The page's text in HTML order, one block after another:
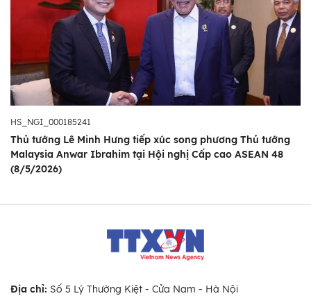
HS_NGI_000185241
Thủ tướng Lê Minh Hưng tiếp xúc song phương Thủ tướng
Malaysia Anwar Ibrahim tại Hội nghị Cấp cao ASEAN 48
(8/5/2026)
Địa chỉ: Số 5 Lý Thường Kiệt - Cửa Nam - Hà Nội